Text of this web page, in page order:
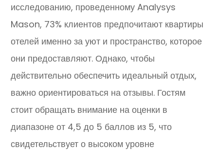
исследованию, проведенному Analysys
Mason, 73% клиентов предпочитают квартиры
отелей именно за уют и пространство, которое
они предоставляют. Однако, чтобы
действительно обеспечить идеальный отдых,
важно ориентироваться на отзывы. Гостям
стоит обращать внимание на оценки в
диапазоне от 4,5 до 5 баллов из 5, что
свидетельствует о высоком уровне